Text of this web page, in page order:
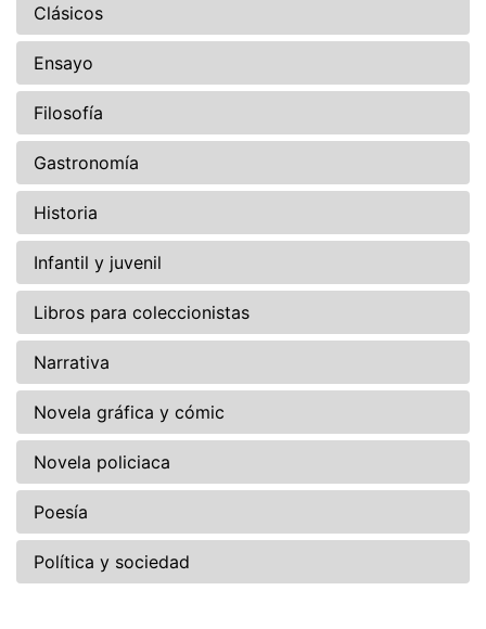
Clásicos
Ensayo
Filosofía
Gastronomía
Historia
Infantil y juvenil
Libros para coleccionistas
Narrativa
Novela gráfica y cómic
Novela policiaca
Poesía
Política y sociedad